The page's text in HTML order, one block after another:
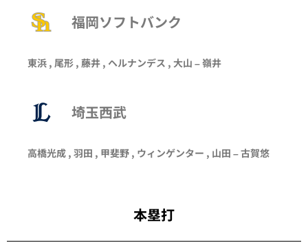
福岡ソフトバンク
東浜 , 尾形 , 藤井 , ヘルナンデス , 大山 –嶺井
埼玉西武
高橋光成 , 羽田 , 甲斐野 , ウィンゲンター , 山田 –古賀悠
本塁打